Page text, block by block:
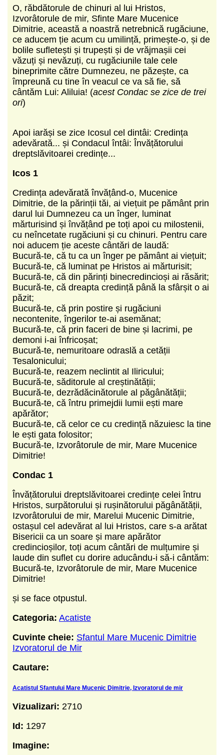
O, răbdătorule de chinuri al lui Hristos,
Izvorâtorule de mir, Sfinte Mare Mucenice
Dimitrie, această a noastră netrebnică rugăciune,
ce aducem ție acum cu umilință, primește-o, și de
bolile sufletești și trupești și de vrăjmașii cei
văzuți și nevăzuți, cu rugăciunile tale cele
bineprimite către Dumnezeu, ne păzește, ca
împreună cu tine în veacul ce va să fie, să
cântăm Lui: Aliluia! (acest Condac se zice de trei
ori)
Apoi iarăși se zice Icosul cel dintâi: Credința
adevărată... și Condacul întâi: Învățătorului
dreptslăvitoarei credințe...
Icos 1
Credința adevărată învățând-o, Mucenice
Dimitrie, de la părinții tăi, ai viețuit pe pământ prin
darul lui Dumnezeu ca un înger, luminat
mărturisind și învățând pe toți apoi cu milostenii,
cu neîncetate rugăciuni și cu chinuri. Pentru care
noi aducem ție aceste cântări de laudă:
Bucură-te, că tu ca un înger pe pământ ai viețuit;
Bucură-te, că luminat pe Hristos ai mărturisit;
Bucură-te, că din părinți binecredincioși ai răsărit;
Bucură-te, că dreapta credință până la sfârșit o ai
păzit;
Bucură-te, că prin postire și rugăciuni
necontenite, îngerilor te-ai asemănat;
Bucură-te, că prin faceri de bine și lacrimi, pe
demoni i-ai înfricoșat;
Bucură-te, nemuritoare odraslă a cetății
Tesalonicului;
Bucură-te, reazem neclintit al Iliricului;
Bucură-te, săditorule al creștinătății;
Bucură-te, dezrădăcinătorule al păgânătății;
Bucură-te, că întru primejdii lumii ești mare
apărător;
Bucură-te, că celor ce cu credință năzuiesc la tine
le ești gata folositor;
Bucură-te, Izvorâtorule de mir, Mare Mucenice
Dimitrie!
Condac 1
Învățătorului dreptslăvitoarei credințe celei întru
Hristos, surpătorului și rușinătorului păgânătății,
Izvorâtorului de mir, Marelui Mucenic Dimitrie,
ostașul cel adevărat al lui Hristos, care s-a arătat
Bisericii ca un soare și mare apărător
credincioșilor, toți acum cântări de mulțumire și
laude din suflet cu dorire aducându-i să-i cântăm:
Bucură-te, Izvorâ­­torule de mir, Mare Mucenice
Dimitrie!
și se face otpustul.
Categoria: Acatiste
Cuvinte cheie: Sfantul Mare Mucenic Dimitrie
Izvoratorul de Mir
Cautare:
Acatistul Sfantului Mare Mucenic Dimitrie, Izvoratorul de mir
Vizualizari: 2710
Id: 1297
Imagine: